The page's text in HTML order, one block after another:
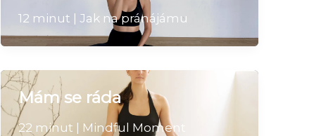
12 minut | Jak na pránájámu
Mám se ráda
22 minut | Mindful Moment